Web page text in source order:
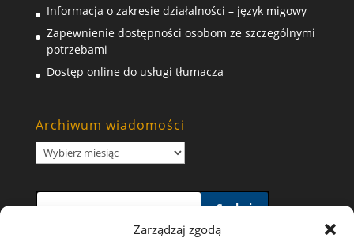
Zarządzaj zgodą
Informacja o zakresie działalności – język migowy
Zapewnienie dostępności osobom ze szczególnymi
potrzebami
Dostęp online do usługi tłumacza
Archiwum wiadomości
Archiwum
Szukaj